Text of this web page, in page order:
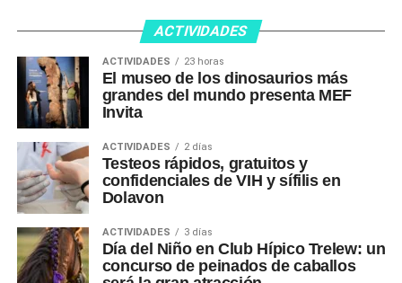
ACTIVIDADES
ACTIVIDADES 23 horas
El museo de los dinosaurios más
grandes del mundo presenta MEF
Invita
ACTIVIDADES 2 días
Testeos rápidos, gratuitos y
confidenciales de VIH y sífilis en
Dolavon
ACTIVIDADES 3 días
Día del Niño en Club Hípico Trelew: un
concurso de peinados de caballos